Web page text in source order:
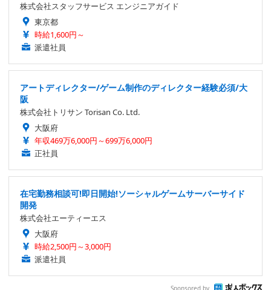
株式会社スタッフサービス エンジニアガイド
東京都
時給1,600円～
派遣社員
アートディレクター/ゲーム制作のディレクター経験必須/大
阪
株式会社トリサン Torisan Co. Ltd.
大阪府
年収469万6,000円～699万6,000円
正社員
在宅勤務相談可!即日開始!ソーシャルゲームサーバーサイド
開発
株式会社エーティーエス
大阪府
時給2,500円～3,000円
派遣社員
Sponsored by